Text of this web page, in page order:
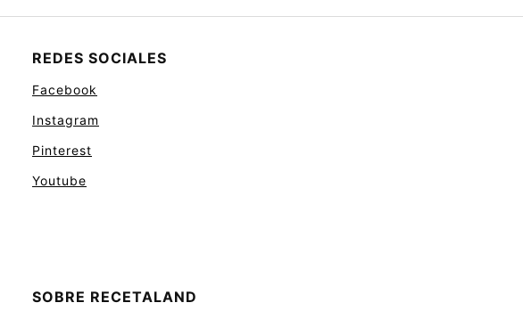
REDES SOCIALES
Facebook
Instagram
Pinterest
Youtube
SOBRE RECETALAND